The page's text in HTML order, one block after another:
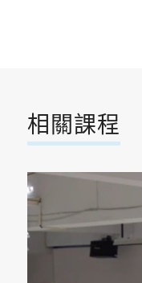
相關課程